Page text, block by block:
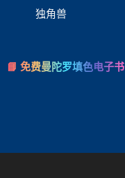
独角兽
📘 免费曼陀罗填色电子书